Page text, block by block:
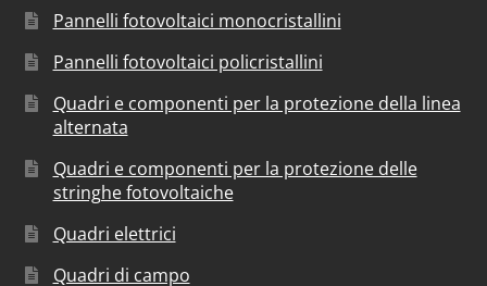
Pannelli fotovoltaici monocristallini
Pannelli fotovoltaici policristallini
Quadri e componenti per la protezione della linea
alternata
Quadri e componenti per la protezione delle
stringhe fotovoltaiche
Quadri elettrici
Quadri di campo